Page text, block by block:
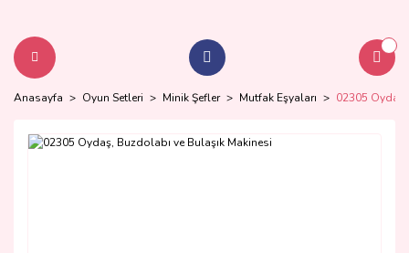
Anasayfa Oyun Setleri Minik Şefler Mutfak Eşyaları 02305